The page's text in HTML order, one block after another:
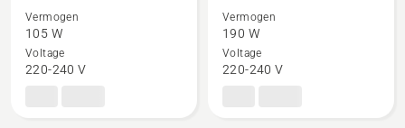
details
over
Aspire™
P4A
Vermogen
105 W
Voltage
220-240 V
details
over
Aspire™
P4A
Vermogen
190 W
Voltage
220-240 V